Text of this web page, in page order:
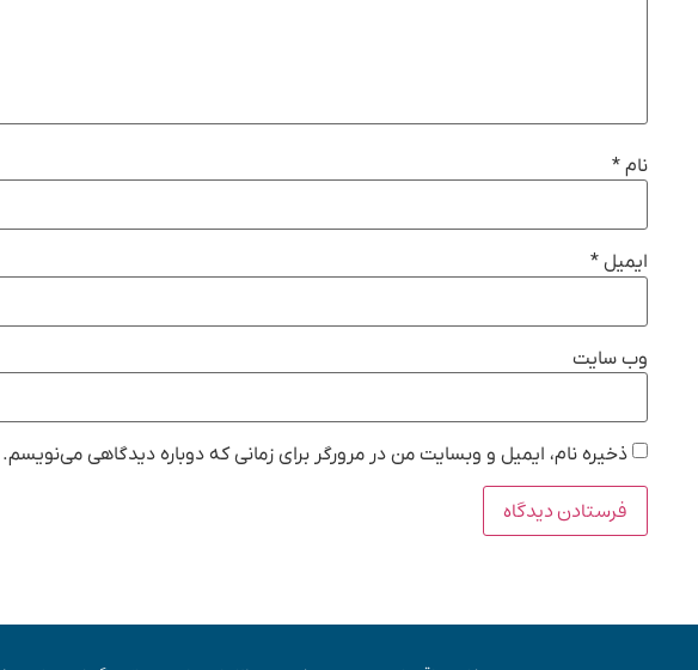
نام *
ایمیل *
وب‌ سایت
ذخیره نام، ایمیل و وبسایت من در مرورگر برای زمانی که دوباره دیدگاهی می‌نویسم.